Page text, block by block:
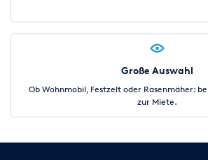
Große Auswahl
Ob Wohnmobil, Festzelt oder Rasenmäher:
zur Miete.